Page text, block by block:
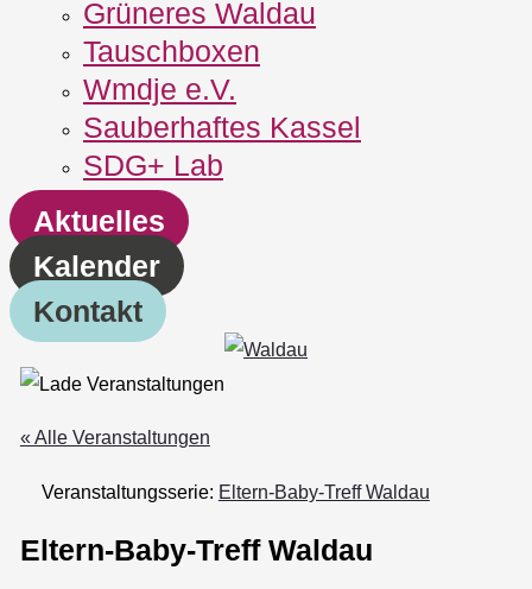
Grüneres Waldau
Tauschboxen
Wmdje e.V.
Sauberhaftes Kassel
SDG+ Lab
Aktuelles
Kalender
Kontakt
« Alle Veranstaltungen
Veranstaltungsserie: Eltern-Baby-Treff Waldau
Eltern-Baby-Treff Waldau